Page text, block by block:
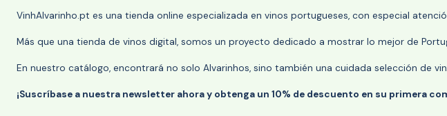
VinhAlvarinho.pt es una tienda online especializada en vinos portugueses, con especial
Más que una tienda de vinos digital, somos un proyecto dedicado a mostrar lo mejor de
En nuestro catálogo, encontrará no solo Alvarinhos, sino también una cuidada selección de
¡Suscríbase a nuestra newsletter ahora y obtenga un 10% de descuento en su primera